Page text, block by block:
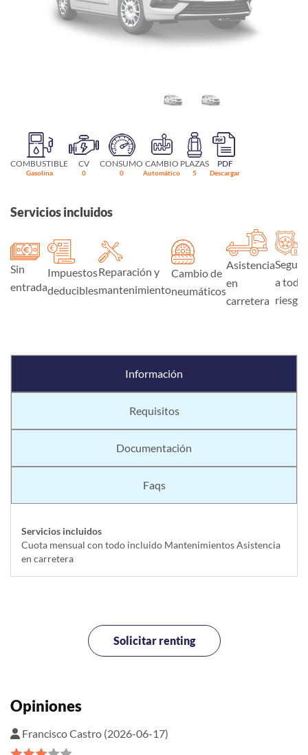
COMBUSTIBLE
Gasolina
CV
0
CONSUMO
0
CAMBIO
Automático
PLAZAS
5
PDF
Descargar
Servicios incluidos
Sin
entrada
Impuestos
deducibles
Reparación y
mantenimiento
Cambio de
neumáticos
Asistencia
en
carretera
Seguro
a todo
riesgo
Información
Requisitos
Documentación
Faqs
Servicios incluidos
Cuota mensual con todo incluido Mantenimientos Asistencia
en carretera
Solicitar renting
Opiniones
Francisco Castro (2026-06-17)